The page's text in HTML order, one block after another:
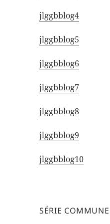
jlggbblog4
jlggbblog5
jlggbblog6
jlggbblog7
jlggbblog8
jlggbblog9
jlggbblog10
SÉRIE COMMUNE